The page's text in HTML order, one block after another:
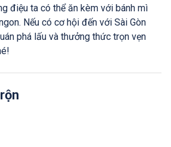
điệu ta có thể ăn kèm với bánh mì
Nếu có cơ hội đến với Sài Gòn
phá lấu và thưởng thức trọn vẹn